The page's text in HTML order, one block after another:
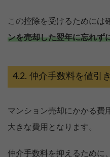
この控除を受けるためには
ンを売却した翌年に忘れず
仲介手数料を値引
マンション売却にかかる費
大きな費用となります。
仲介手数料を抑えるために、
売却を